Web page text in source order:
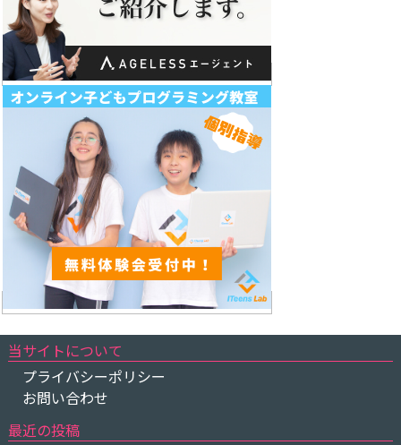
当サイトについて
プライバシーポリシー
お問い合わせ
最近の投稿